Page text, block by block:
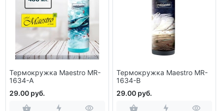
Термокружка Maestro MR-
1634-А
29.00 руб.
Термокружка Maestro MR-
1634-B
29.00 руб.